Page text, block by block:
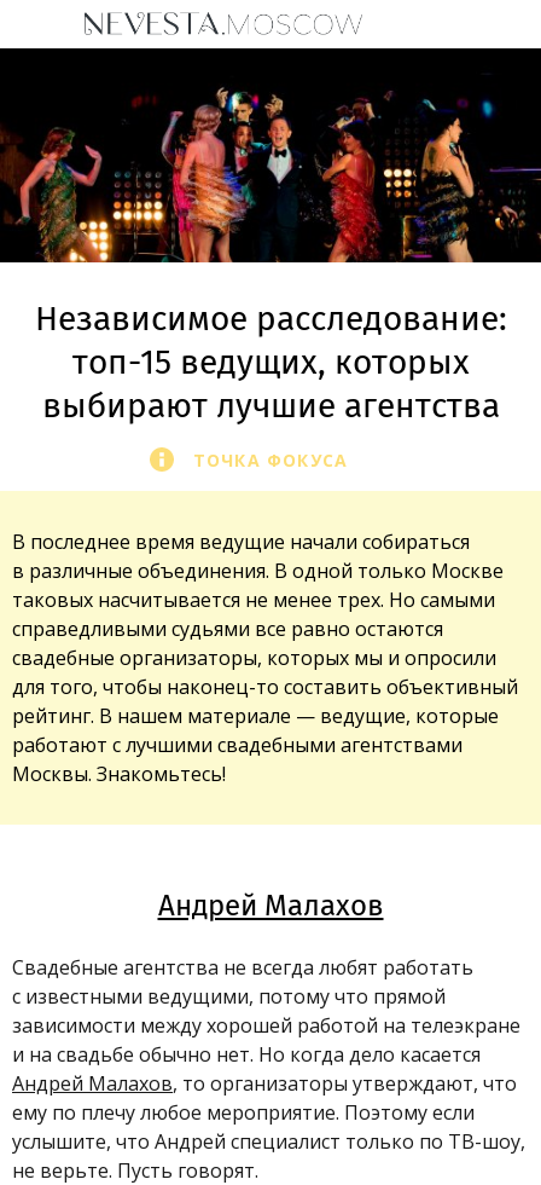
Независимое расследование:
топ-15 ведущих, которых
выбирают лучшие агентства
ТОЧКА ФОКУСА
В последнее время ведущие начали собираться
в различные объединения. В одной только Москве
таковых насчитывается не менее трех. Но самыми
справедливыми судьями все равно остаются
свадебные организаторы, которых мы и опросили
для того, чтобы наконец-то составить объективный
рейтинг. В нашем материале — ведущие, которые
работают с лучшими свадебными агентствами
Москвы. Знакомьтесь!
Андрей Малахов
Свадебные агентства не всегда любят работать
с известными ведущими, потому что прямой
зависимости между хорошей работой на телеэкране
и на свадьбе обычно нет. Но когда дело касается
Андрей Малахов, то организаторы утверждают, что
ему по плечу любое мероприятие. Поэтому если
услышите, что Андрей специалист только по ТВ-шоу,
не верьте. Пусть говорят.